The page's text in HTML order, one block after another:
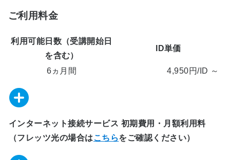
ご利用料金
利用可能日数（受講開始日
を含む）
ID単価
6ヵ月間 4,950円/ID ～
インターネット接続サービス 初期費用・月額利用料
（フレッツ光の場合はこちらをご確認ください）